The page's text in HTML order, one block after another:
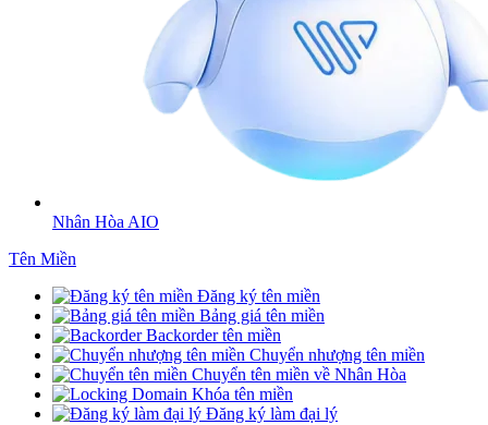
Nhân Hòa AIO
Tên Miền
Đăng ký tên miền
Bảng giá tên miền
Backorder tên miền
Chuyển nhượng tên miền
Chuyển tên miền về Nhân Hòa
Khóa tên miền
Đăng ký làm đại lý